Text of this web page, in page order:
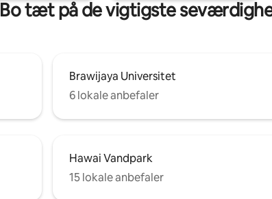
Bo tæt på de vigtigste
Brawijaya Universitet
6 lokale anbefaler
Hawai Vandpark
15 lokale anbefaler